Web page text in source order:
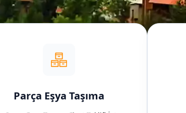
Parça Eşya Taşıma